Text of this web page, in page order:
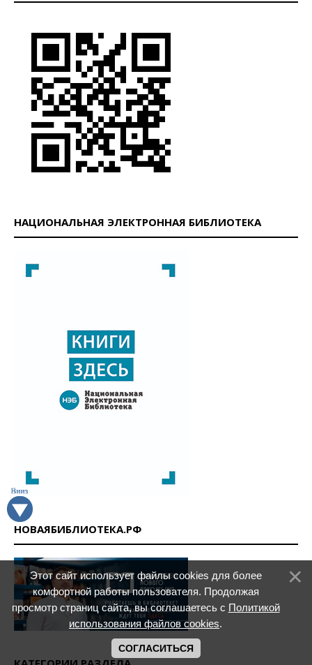
НАЦИОНАЛЬНАЯ ЭЛЕКТРОННАЯ БИБЛИОТЕКА
НОВАЯБИБЛИОТЕКА.РФ
Этот сайт использует файлы cookies для более
комфортной работы пользователя. Продолжая
просмотр страниц сайта, вы соглашаетесь с Политикой
использования файлов cookies.
СОГЛАСИТЬСЯ